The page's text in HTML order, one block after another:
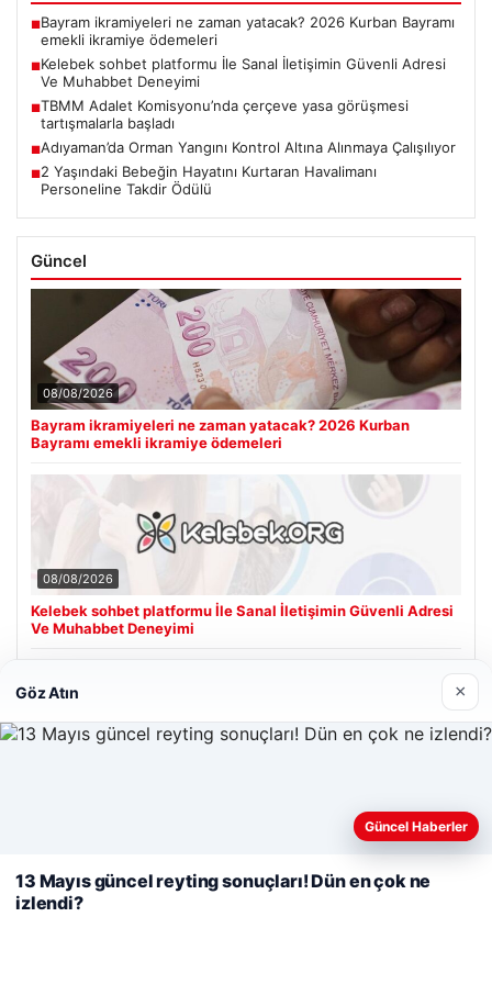
■Bayram ikramiyeleri ne zaman yatacak? 2026 Kurban Bayramı
emekli ikramiye ödemeleri
■Kelebek sohbet platformu İle Sanal İletişimin Güvenli Adresi
Ve Muhabbet Deneyimi
■TBMM Adalet Komisyonu’nda çerçeve yasa görüşmesi
tartışmalarla başladı
■Adıyaman’da Orman Yangını Kontrol Altına Alınmaya Çalışılıyor
■2 Yaşındaki Bebeğin Hayatını Kurtaran Havalimanı
Personeline Takdir Ödülü
Güncel
08/08/2026
Bayram ikramiyeleri ne zaman yatacak? 2026 Kurban
Bayramı emekli ikramiye ödemeleri
08/08/2026
Kelebek sohbet platformu İle Sanal İletişimin Güvenli Adresi
Ve Muhabbet Deneyimi
Web sitemizi nasıl kullandığınızı daha iyi anlayabilmek,
kullanıyoruz.Çerez Politikamız
Reddet
Göz Atın ×
Güncel Haberler
13 Mayıs güncel reyting sonuçları! Dün en çok ne
izlendi?